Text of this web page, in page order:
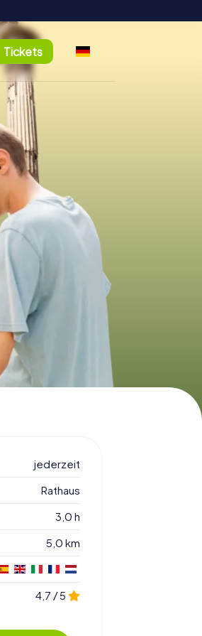
Tickets
jederzeit
Rathaus
3,0 h
5,0 km
4,7 / 5